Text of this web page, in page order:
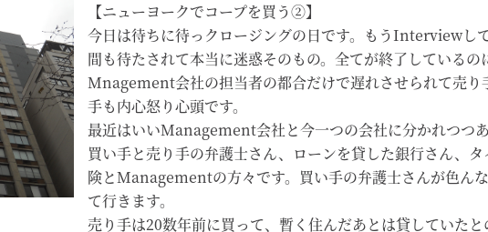
【ニューヨークでコープを買う②】
今日は待ちに待っクロージングの日です。もうInterviewし
間も待たされて本当に迷惑そのもの。全てが終了しているの
Mnagement会社の担当者の都合だけで遅れさせられて売り
手も内心怒り心頭です。
最近はいいManagement会社と今一つの会社に分かれつつあ
買い手と売り手の弁護士さん、ローンを貸した銀行さん、タ
険とManagementの方々です。買い手の弁護士さんが色ん
て行きます。
売り手は20数年前に買って、暫く住んだあとは貸していたと